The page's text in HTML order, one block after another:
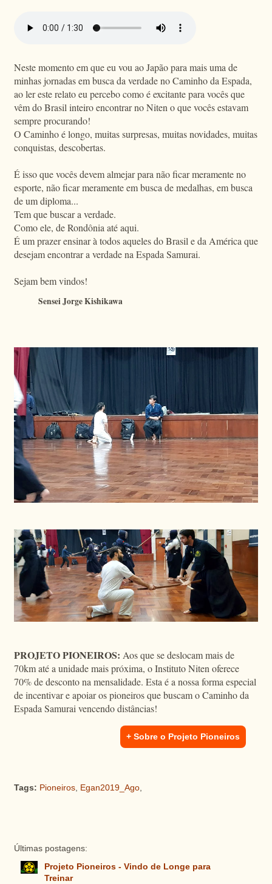
Neste momento em que eu vou ao Japão para mais uma de
minhas jornadas em busca da verdade no Caminho da Espada,
ao ler este relato eu percebo como é excitante para vocês que
vêm do Brasil inteiro encontrar no Niten o que vocês estavam
sempre procurando!
O Caminho é longo, muitas surpresas, muitas novidades, muitas
conquistas, descobertas.
É isso que vocês devem almejar para não ficar meramente no
esporte, não ficar meramente em busca de medalhas, em busca
de um diploma...
Tem que buscar a verdade.
Como ele, de Rondônia até aqui.
É um prazer ensinar à todos aqueles do Brasil e da América que
desejam encontrar a verdade na Espada Samurai.
Sejam bem vindos!
Sensei Jorge Kishikawa
PROJETO PIONEIROS: Aos que se deslocam mais de
70km até a unidade mais próxima, o Instituto Niten oferece
70% de desconto na mensalidade. Esta é a nossa forma especial
de incentivar e apoiar os pioneiros que buscam o Caminho da
Espada Samurai vencendo distâncias!
+ Sobre o Projeto Pioneiros
Tags: Pioneiros, Egan2019_Ago,
Últimas postagens:
Projeto Pioneiros - Vindo de Longe para
Treinar